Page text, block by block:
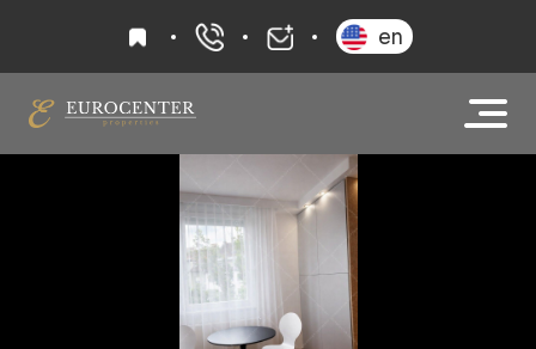
kedvencek+36 20 919 0005
en